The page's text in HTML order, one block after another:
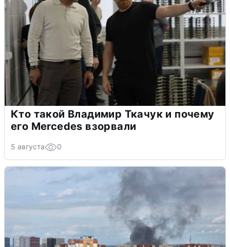
Кто такой Владимир Ткачук и почему
его Mercedes взорвали
5 августа 0